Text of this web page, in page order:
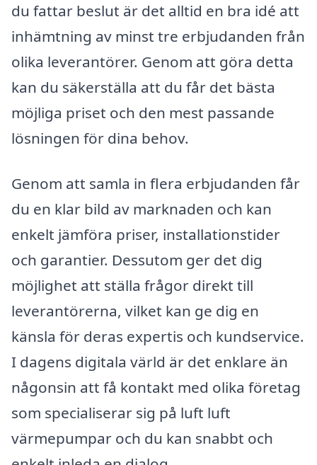
du fattar beslut är det alltid en bra idé att
inhämtning av minst tre erbjudanden från
olika leverantörer. Genom att göra detta
kan du säkerställa att du får det bästa
möjliga priset och den mest passande
lösningen för dina behov.
Genom att samla in flera erbjudanden får
du en klar bild av marknaden och kan
enkelt jämföra priser, installationstider
och garantier. Dessutom ger det dig
möjlighet att ställa frågor direkt till
leverantörerna, vilket kan ge dig en
känsla för deras expertis och kundservice.
I dagens digitala värld är det enklare än
någonsin att få kontakt med olika företag
som specialiserar sig på luft luft
värmepumpar och du kan snabbt och